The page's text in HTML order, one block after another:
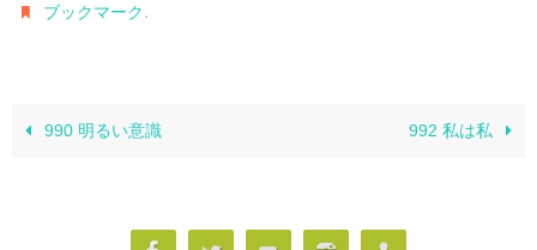
ブックマーク.
990 明るい意識 992 私は私